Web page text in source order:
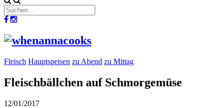
Fleisch Hauptspeisen zu Abend zu Mittag
Fleischbällchen auf Schmorgemüse
12/01/2017